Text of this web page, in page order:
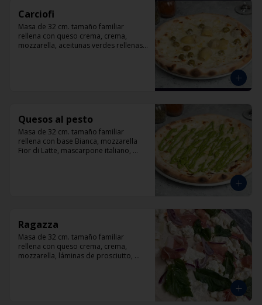
Carciofi
Masa de 32 cm. tamaño familiar
rellena con queso crema, crema,
mozzarella, aceitunas verdes rellenas
Quesos al pesto
Masa de 32 cm. tamaño familiar
rellena con base Bianca, mozzarella
Fior di Latte, mascarpone italiano,
Ragazza
Masa de 32 cm. tamaño familiar
rellena con queso crema, crema,
mozzarella, láminas de prosciutto,